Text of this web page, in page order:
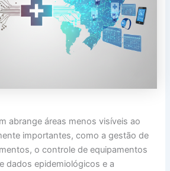
abrange áreas menos visíveis ao
importantes, como a gestão de
o controle de equipamentos
dados epidemiológicos e a